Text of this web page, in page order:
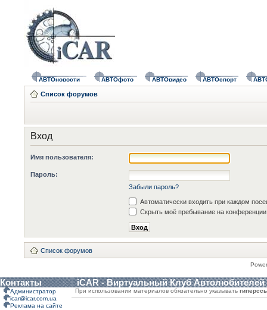
АВТОновости АВТОфото АВТОвидео АВТОспорт
Список форумов
Вход
Имя пользователя:
Пароль:
Забыли пароль?
Автоматически входить при каждом
Скрыть моё пребывание на конференции
Список форумов
Контакты iCAR - Виртуальный Клуб Автолюбителей
Администратор
icar@icar.com.ua
Реклама на сайте
При использовании материалов обязательно указывать